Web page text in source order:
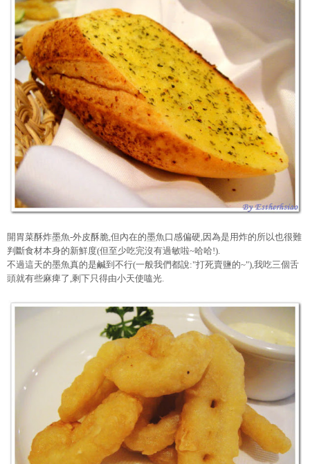
開胃菜酥炸墨魚-外皮酥脆,但內在的墨魚口感偏硬,因為是用炸的所以也很難
判斷食材本身的新鮮度(但至少吃完沒有過敏啦~哈哈!).
不過這天的墨魚真的是鹹到不行(一般我們都說:"打死賣鹽的~"),我吃三個舌
頭就有些麻痺了,剩下只得由小天使嗑光.